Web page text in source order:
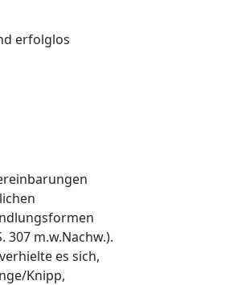
erfolglos
m.w.Nachw.).
es sich,
Knipp,